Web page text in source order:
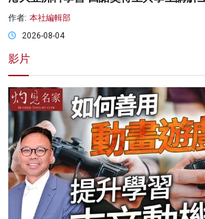
作者: 本社編輯部
2026-08-04
影片